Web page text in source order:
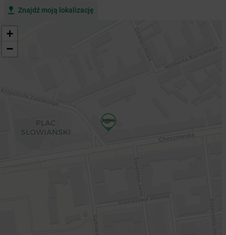
Znajdź moją lokalizację
+
−